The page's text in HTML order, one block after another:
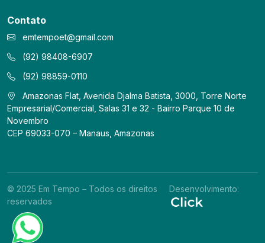
Contato
emtempoet@gmail.com
(92) 98408-6907
(92) 98859-0110
Amazonas Flat, Avenida Djalma Batista, 3000, Torre Norte
Empresarial/Comercial, Salas 31 e 32 - Bairro Parque 10 de
Novembro
CEP 69033-070 – Manaus, Amazonas
© 2025 Em Tempo – Todos os direitos
reservados
Desenvolvimento: